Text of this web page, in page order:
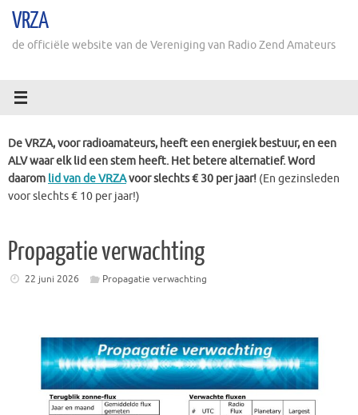
naarVRZA
de officiële website van de Vereniging van Radio Zend Amateurs
De VRZA, voor radioamateurs, heeft een energiek bestuur, en een
ALV waar elk lid een stem heeft. Het betere alternatief. Word
daarom lid van de VRZAvoor slechts € 30 per jaar! (En gezinsleden
voor slechts € 10 per jaar!)
Propagatie verwachting
22 juni 2026 Propagatie verwachting